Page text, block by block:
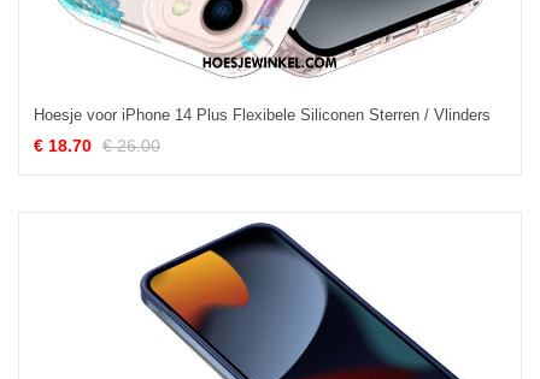
Hoesje voor iPhone 14 Plus Flexibele Siliconen Sterren / Vlinders
€ 18.70 € 26.00